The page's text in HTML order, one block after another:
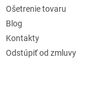
Ošetrenie tovaru
Blog
Kontakty
Odstúpiť od zmluvy